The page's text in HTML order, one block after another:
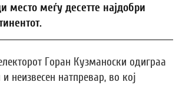
место меѓу десетте најдобри
Горан Кузманоски одиграа
неизвесен натпревар, во кој